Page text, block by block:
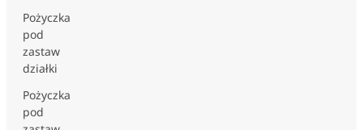
Pożyczka
pod
zastaw
działki
Pożyczka
pod